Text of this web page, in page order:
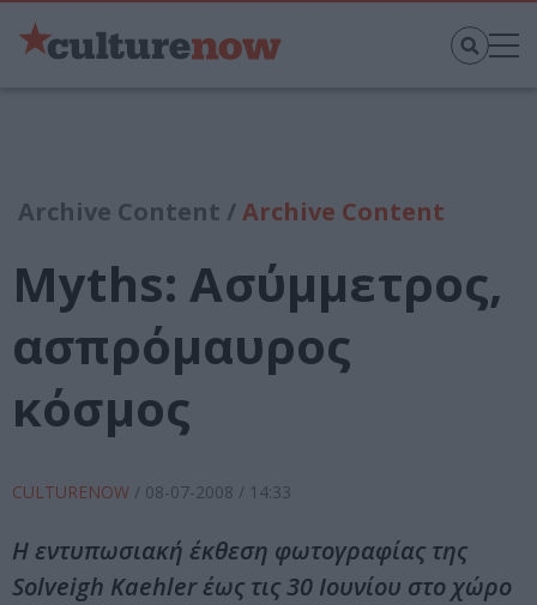
Archive Content /Archive Content
Myths: Ασύμμετρος,
ασπρόμαυρος
κόσμος
CULTURENOW / 08-07-2008 / 14:33
Η εντυπωσιακή έκθεση φωτογραφίας της
Solveigh Kaehler έως τις 30 Ιουνίου στο χώρο